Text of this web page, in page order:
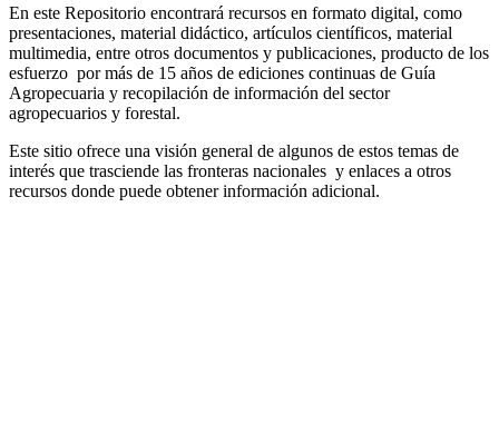
En este Repositorio encontrará recursos en formato digital, como
presentaciones, material didáctico, artículos científicos, material
multimedia, entre otros documentos y publicaciones, producto de los
esfuerzo por más de 15 años de ediciones continuas de Guía
Agropecuaria y recopilación de información del sector
agropecuarios y forestal.
Este sitio ofrece una visión general de algunos de estos temas de
interés que trasciende las fronteras nacionales y enlaces a otros
recursos donde puede obtener información adicional.